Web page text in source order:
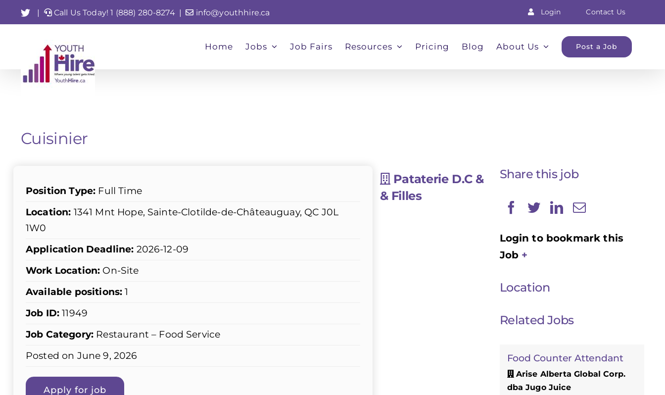
Skip
to
Twitter
| Call Us Today! 1 (888) 280-8274 | info@youthhire.ca Login Contact Us
Home Jobs Job Fairs Resources Pricing Blog About Us Post a Job
Cuisinier
Position Type: Full Time
Location: 1341 Mnt Hope, Sainte-Clotilde-de-Châteauguay, QC J0L
1W0
Application Deadline: 2026-12-09
Work Location: On-Site
Available positions: 1
Job ID: 11949
Job Category: Restaurant – Food Service
Posted on June 9, 2026
Pataterie D.C &
& Filles
Share this job
Login to bookmark this
Job
Location
Related Jobs
Food Counter Attendant
Arise Alberta Global Corp.
dba Jugo Juice